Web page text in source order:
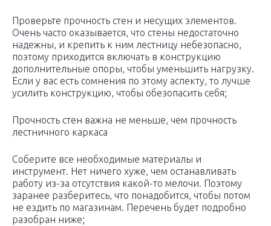
Проверьте прочность стен и несущих элементов.
Очень часто оказывается, что стены недостаточно
надежны, и крепить к ним лестницу небезопасно,
поэтому приходится включать в конструкцию
дополнительные опоры, чтобы уменьшить нагрузку.
Если у вас есть сомнения по этому аспекту, то лучше
усилить конструкцию, чтобы обезопасить себя;
Прочность стен важна не меньше, чем прочность
лестничного каркаса
Соберите все необходимые материалы и
инструмент. Нет ничего хуже, чем останавливать
работу из-за отсутствия какой-то мелочи. Поэтому
заранее разберитесь, что понадобится, чтобы потом
не ездить по магазинам. Перечень будет подробно
разобран ниже;